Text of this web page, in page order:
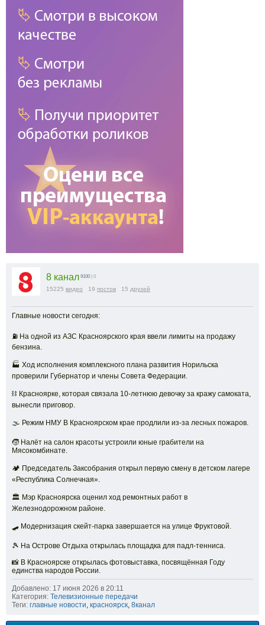
8 канал 9100 | 0
15225 видео 19 постов 15 друзей
Главные новости сегодня:
⛽ На одной из АЗС Красноярского края ввели лимиты на продажу
бензина.
🏭 Ход исполнения комплексного плана развития Норильска
проверили Губернатор и члены Совета Федерации.
⛓️ Красноярке, которая связала 10-летнюю девочку за кражу самоката,
вынесли приговор.
🌫️ Режим НМУ В Красноярском крае продлили из-за лесных пожаров.
🧒 Налёт на салон красоты устроили юные грабители на
Мясокомбинате.
🏕️ Председатель Заксобрания открыл первую смену в детском лагере
«Республика Солнечная».
🏛️ Мэр Красноярска оценил ход ремонтных работ в
Железнодорожном районе.
🛹 Модернизация скейт-парка завершается на улице Фруктовой.
🎾 На Острове Отдыха открылась площадка для падл-тенниса.
📸 В Красноярске открылась фотовыставка, посвящённая Году
единства народов России.
Добавлено: 17 июня 2026 в 20:11
Категория: Телевизионные передачи
Теги: главные новости, красноярск, 8канал